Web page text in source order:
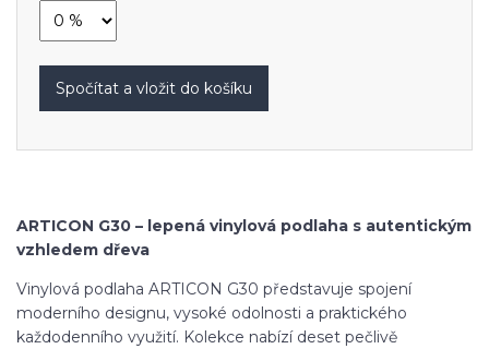
Spočítat a vložit do košíku
ARTICON G30 – lepená vinylová podlaha s autentickým
vzhledem dřeva
Vinylová podlaha ARTICON G30 představuje spojení
moderního designu, vysoké odolnosti a praktického
každodenního využití. Kolekce nabízí deset pečlivě